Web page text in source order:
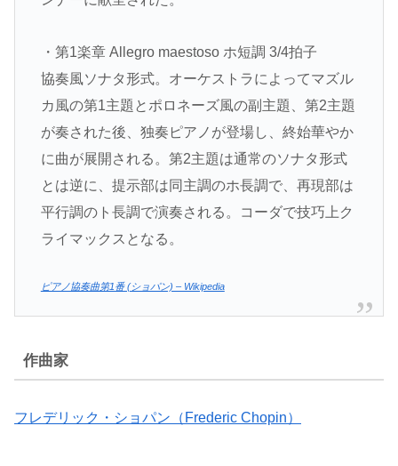
・第1楽章 Allegro maestoso ホ短調 3/4拍子
協奏風ソナタ形式。オーケストラによってマズル
カ風の第1主題とポロネーズ風の副主題、第2主題
が奏された後、独奏ピアノが登場し、終始華やか
に曲が展開される。第2主題は通常のソナタ形式
とは逆に、提示部は同主調のホ長調で、再現部は
平行調のト長調で演奏される。コーダで技巧上ク
ライマックスとなる。
ピアノ協奏曲第1番 (ショパン) – Wikipedia
作曲家
フレデリック・ショパン（Frederic Chopin）